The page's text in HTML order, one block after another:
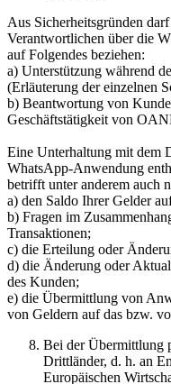
Aus Sicherheitsgründen
Verantwortlichen über die
auf Folgendes beziehen:
a) Unterstützung während
(Erläuterung der einzelnen
b) Beantwortung von
Geschäftstätigkeit von
Eine Unterhaltung mit dem
WhatsApp-Anwendung
betrifft unter anderem auch
a) den Saldo Ihrer Gelder
b) Fragen im
Transaktionen;
c) die Erteilung oder
d) die Änderung oder
des Kunden;
e) die Übermittlung von
von Geldern auf das bzw.
Bei der Übermittlung
Drittländer, d. h. an
Europäischen